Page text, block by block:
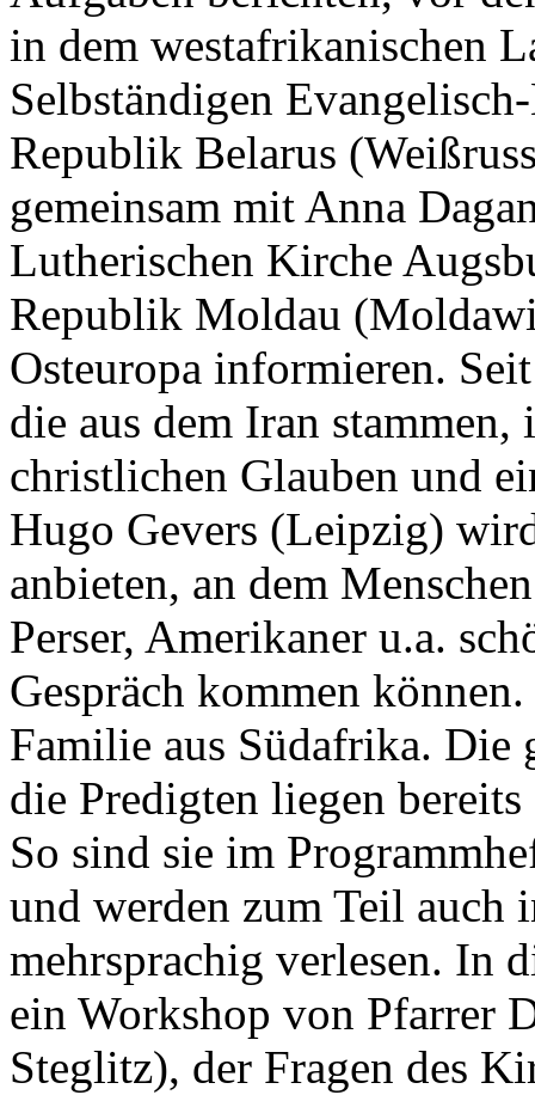
in dem westafrikanischen
Selbständigen
Republik Belarus
gemeinsam mit Anna
Lutherischen Kirche
Republik Moldau
Osteuropa informieren.
die aus dem Iran
christlichen Glauben und
Hugo Gevers (Leipzig)
anbieten, an dem
Perser, Amerikaner u.a.
Gespräch kommen
Familie aus Südafrika. Die
die Predigten liegen
So sind sie im
und werden zum Teil auch
mehrsprachig verlesen. In
ein Workshop von Pfarrer
Steglitz), der Fragen des